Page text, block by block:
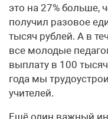
это на 27%
получил разовое
тысяч рублей. А в
все молодые
выплату в 100
года мы
учителей.
Ещё один важный